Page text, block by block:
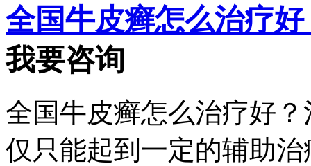
全国牛皮癣怎么治疗
我要咨询
全国牛皮癣怎么治疗好
仅只能起到一定的辅助